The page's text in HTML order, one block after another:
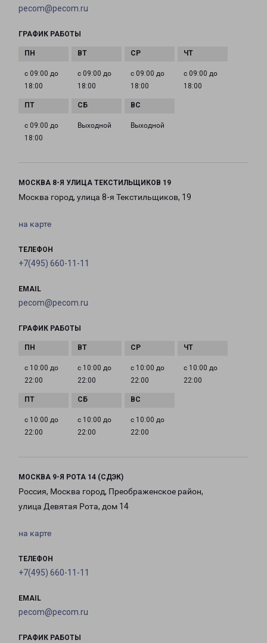
pecom@pecom.ru
ГРАФИК РАБОТЫ
с 09:00 до
18:00
с 09:00 до
18:00
с 09:00 до
18:00
с 09:00 до
18:00
с 09:00 до
18:00
Выходной Выходной
МОСКВА 8-Я УЛИЦА ТЕКСТИЛЬЩИКОВ 19
Москва город, улица 8-я Текстильщиков, 19
на карте
ТЕЛЕФОН
+7(495) 660-11-11
EMAIL
pecom@pecom.ru
ГРАФИК РАБОТЫ
с 10:00 до
22:00
с 10:00 до
22:00
с 10:00 до
22:00
с 10:00 до
22:00
с 10:00 до
22:00
с 10:00 до
22:00
с 10:00 до
22:00
МОСКВА 9-Я РОТА 14 (СДЭК)
Россия, Москва город, Преображенское район,
улица Девятая Рота, дом 14
на карте
ТЕЛЕФОН
+7(495) 660-11-11
EMAIL
pecom@pecom.ru
ГРАФИК РАБОТЫ